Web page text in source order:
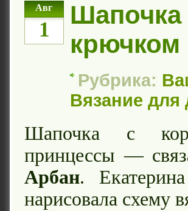
Авг
1
Шапочка
крючком
Рубрика:
Вязание для
Шапочка с
принцессы —
Арбан.
нарисовала схему